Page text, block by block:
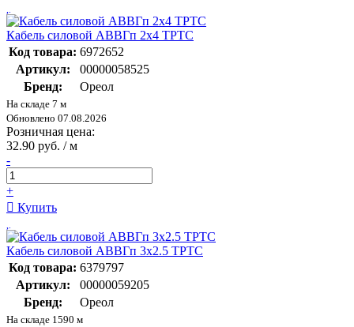
Кабель силовой АВВГп 2х4 ТРТС
Код товара: 6972652
Артикул:
00000058525
Бренд:
Ореол
На складе 7 м
Обновлено 07.08.2026
Розничная цена:
32.90 руб. / м
-
+
Купить
Кабель силовой АВВГп 3х2.5 ТРТС
Код товара: 6379797
Артикул:
00000059205
Бренд:
Ореол
На складе 1590 м